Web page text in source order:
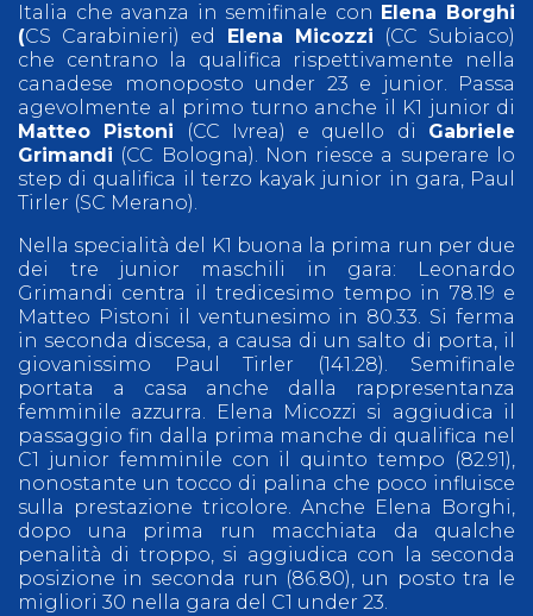
Italia che avanza in semifinale con Elena Borghi
(CS Carabinieri) ed Elena Micozzi (CC Subiaco)
che centrano la qualifica rispettivamente nella
canadese monoposto under 23 e junior. Passa
agevolmente al primo turno anche il K1 junior di
Matteo Pistoni (CC Ivrea) e quello di Gabriele
Grimandi (CC Bologna). Non riesce a superare lo
step di qualifica il terzo kayak junior in gara, Paul
Tirler (SC Merano).
Nella specialità del K1 buona la prima run per due
dei tre junior maschili in gara: Leonardo
Grimandi centra il tredicesimo tempo in 78.19 e
Matteo Pistoni il ventunesimo in 80.33. Si ferma
in seconda discesa, a causa di un salto di porta, il
giovanissimo Paul Tirler (141.28). Semifinale
portata a casa anche dalla rappresentanza
femminile azzurra. Elena Micozzi si aggiudica il
passaggio fin dalla prima manche di qualifica nel
C1 junior femminile con il quinto tempo (82.91),
nonostante un tocco di palina che poco influisce
sulla prestazione tricolore. Anche Elena Borghi,
dopo una prima run macchiata da qualche
penalità di troppo, si aggiudica con la seconda
posizione in seconda run (86.80), un posto tra le
migliori 30 nella gara del C1 under 23.